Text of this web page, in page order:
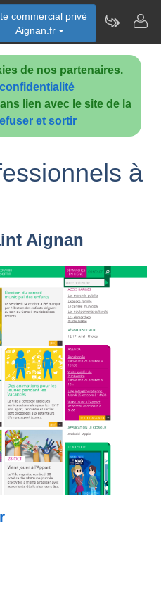
de nos partenaires.
lien avec le site de la
et sortir
commercial privé
Aignan.fr
à
Aignan